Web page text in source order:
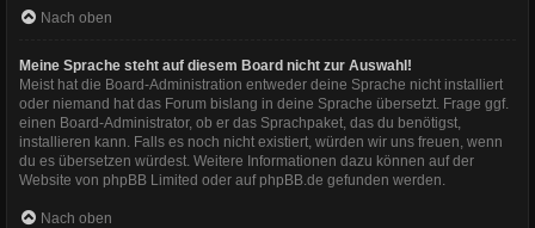
Nach oben
Meine Sprache steht auf diesem Board nicht zur Auswahl!
Meist hat die Board-Administration entweder deine Sprache nicht installiert
oder niemand hat das Forum bislang in deine Sprache übersetzt. Frage ggf.
einen Board-Administrator, ob er das Sprachpaket, das du benötigst,
installieren kann. Falls es noch nicht existiert, würden wir uns freuen, wenn
du es übersetzen würdest. Weitere Informationen dazu können auf der
Website von phpBB Limited oder auf phpBB.de gefunden werden.
Nach oben